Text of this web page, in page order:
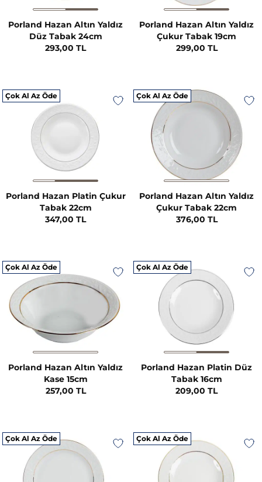
Porland Hazan Altın Yaldız
Düz Tabak 24cm
293,00 TL
Porland Hazan Altın Yaldız
Çukur Tabak 19cm
299,00 TL
Çok Al Az Öde
Porland Hazan Platin Çukur
Tabak 22cm
347,00 TL
Çok Al Az Öde
Porland Hazan Altın Yaldız
Çukur Tabak 22cm
376,00 TL
Çok Al Az Öde
Porland Hazan Altın Yaldız
Kase 15cm
257,00 TL
Çok Al Az Öde
Porland Hazan Platin Düz
Tabak 16cm
209,00 TL
Çok Al Az Öde Çok Al Az Öde